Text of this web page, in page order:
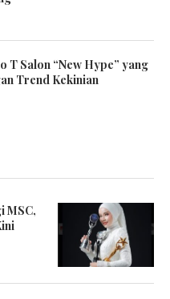
T Salon “New Hype” yang
Trend Kekinian
MSC,